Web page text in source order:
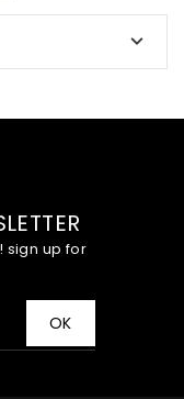

sign up for